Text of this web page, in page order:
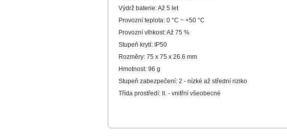
Výdrž baterie: Až 5 let
Provozní teplota: 0 °C ~ +50 °C
Provozní vlhkost: Až 75 %
Stupeň krytí: IP50
Rozměry: 75 x 75 x 26.6 mm
Hmotnost: 96 g
Stupeň zabezpečení: 2 - nízké až střední riziko
Třída prostředí: II. - vnitřní všeobecné